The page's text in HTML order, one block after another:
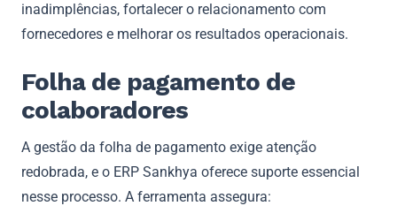
inadimplências, fortalecer o relacionamento com
fornecedores e melhorar os resultados operacionais.
Folha de pagamento de
colaboradores
A gestão da folha de pagamento exige atenção
redobrada, e o ERP Sankhya oferece suporte essencial
nesse processo. A ferramenta assegura: